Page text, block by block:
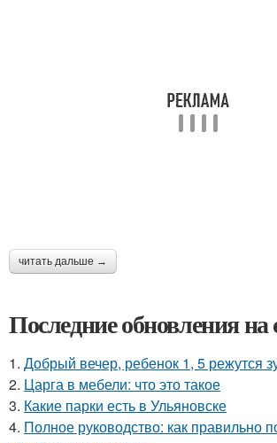
читать дальше →
Последние обновления на
1. Добрый вечер, ребенок 1, 5 режутся
2. Царга в мебели: что это такое
3. Какие парки есть в Ульяновске
4. Полное руководство: как правильно